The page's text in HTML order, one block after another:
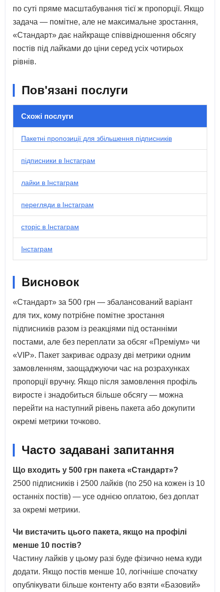
по суті пряме масштабування тієї ж пропорції. Якщо
задача — помітне, але не максимальне зростання,
«Стандарт» дає найкраще співвідношення обсягу
постів під лайками до ціни серед усіх чотирьох
рівнів.
Пов'язані послуги
Схожі послуги
Пакетні пропозиції для збільшення підписників
підписники в Інстаграм
лайки в Інстаграм
перегляди в Інстаграм
сторіс в Інстаграм
Інстаграм
Висновок
«Стандарт» за 500 грн — збалансований варіант
для тих, кому потрібне помітне зростання
підписників разом із реакціями під останніми
постами, але без переплати за обсяг «Преміум» чи
«VIP». Пакет закриває одразу дві метрики одним
замовленням, заощаджуючи час на розрахунках
пропорції вручну. Якщо після замовлення профіль
виросте і знадобиться більше обсягу — можна
перейти на наступний рівень пакета або докупити
окремі метрики точково.
Часто задавані запитання
Що входить у 500 грн пакета «Стандарт»?
2500 підписників і 2500 лайків (по 250 на кожен із 10
останніх постів) — усе однією оплатою, без доплат
за окремі метрики.
Чи вистачить цього пакета, якщо на профілі
менше 10 постів?
Частину лайків у цьому разі буде фізично нема куди
додати. Якщо постів менше 10, логічніше спочатку
опублікувати більше контенту або взяти «Базовий»